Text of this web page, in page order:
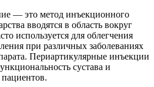
— это метод инъекционного
вводятся в область вокруг
используется для облегчения
при различных заболеваниях
Периартикулярные инъекции
сустава и